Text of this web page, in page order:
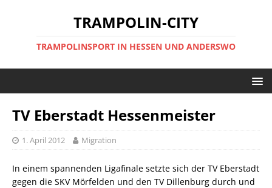
TRAMPOLIN-CITY
TRAMPOLINSPORT IN HESSEN UND ANDERSWO
TV Eberstadt Hessenmeister
1. April 2012 Migration
In einem spannenden Ligafinale setzte sich der TV Eberstadt
gegen die SKV Mörfelden und den TV Dillenburg durch und